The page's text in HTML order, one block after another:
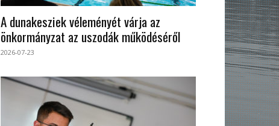
A dunakesziek véleményét várja az
önkormányzat az uszodák működéséről
2026-07-23